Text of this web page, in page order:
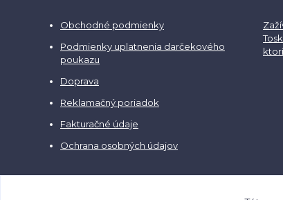
Obchodné podmienky
Podmienky uplatnenia darčekového
poukazu
Doprava
Reklamačný poriadok
Fakturačné údaje
Ochrana osobných údajov